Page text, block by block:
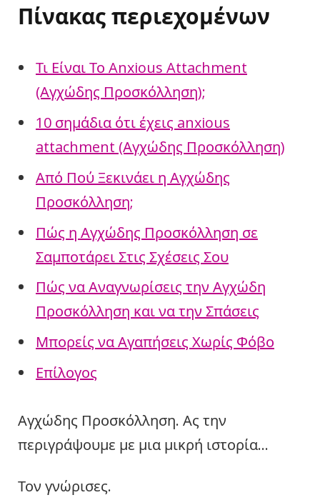
Πίνακας περιεχομένων
Τι Είναι Το Anxious Attachment
(Αγχώδης Προσκόλληση);
10 σημάδια ότι έχεις anxious
attachment (Αγχώδης Προσκόλληση)
Από Πού Ξεκινάει η Αγχώδης
Προσκόλληση;
Πώς η Αγχώδης Προσκόλληση σε
Σαμποτάρει Στις Σχέσεις Σου
Πώς να Αναγνωρίσεις την Αγχώδη
Προσκόλληση και να την Σπάσεις
Μπορείς να Αγαπήσεις Χωρίς Φόβο
Επίλογος
Αγχώδης Προσκόλληση. Ας την
περιγράψουμε με μια μικρή ιστορία…
Τον γνώρισες.